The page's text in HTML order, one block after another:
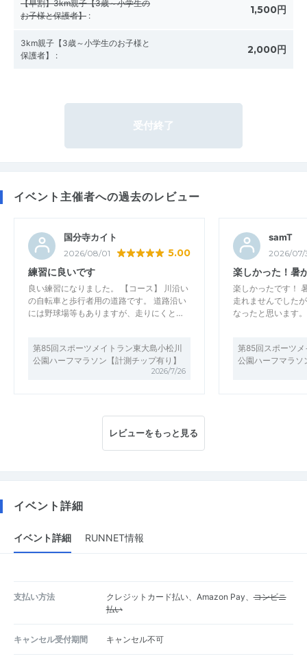
【早割】3km親子【3歳～小学生の
お子様と保護者】 : 1,500円
3km親子【3歳～小学生のお子様と
保護者】 : 2,000円
受付終了
イベント主催者への過去のレビュー
国分寺カイト
2026/08/01 5.00
練習に良いです
良い練習になりました。 【コース】 川沿い
の自転車と歩行者用の道路です。 道路沿い
には野球場等もありますが、走りにくと…
第85回スポーツメイトラン東大島小松川
公園ハーフマラソン【計測チップ有り】
2026/7/26
samT
2026/07/
楽しかった！暑
楽しかったです！
走れませんでした
なったと思います。
第85回スポーツ
公園ハーフマラソ
レビューをもっと見る
イベント詳細
イベント詳細 RUNNET情報
支払い方法 クレジットカード払い、Amazon Pay、コンビニ
払い
キャンセル受付期間 キャンセル不可